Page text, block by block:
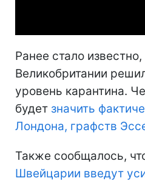
Ранее стало
Великобритании
уровень карантина.
будет значить
Лондона, графств
Также сообщалось,
Швейцарии введут